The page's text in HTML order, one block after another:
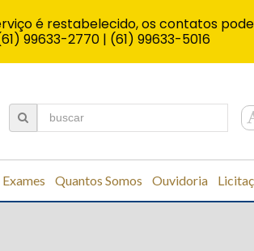
Exames Quantos Somos Ouvidoria
é restabelecido, os contatos
99633-2770 | (61) 99633-5016